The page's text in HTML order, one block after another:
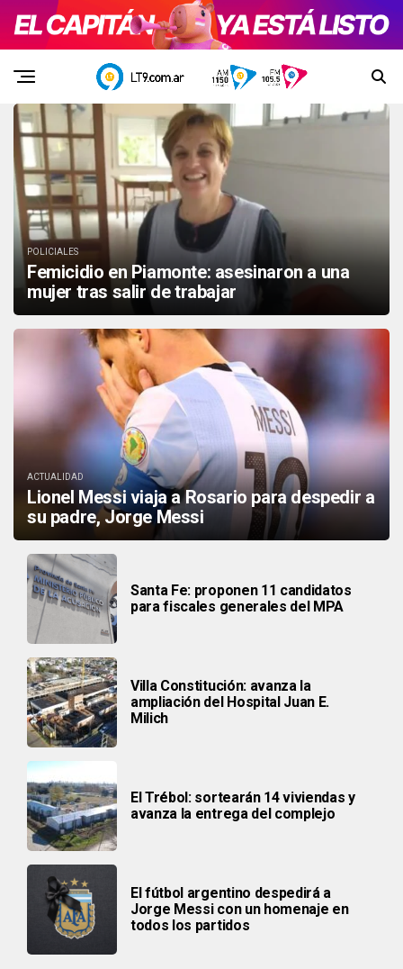
POLICIALES
Femicidio en Piamonte: asesinaron a una
mujer tras salir de trabajar
ACTUALIDAD
Lionel Messi viaja a Rosario para despedir a
su padre, Jorge Messi
Santa Fe: proponen 11 candidatos
para fiscales generales del MPA
Villa Constitución: avanza la
ampliación del Hospital Juan E.
Milich
El Trébol: sortearán 14 viviendas y
avanza la entrega del complejo
El fútbol argentino despedirá a
Jorge Messi con un homenaje en
todos los partidos